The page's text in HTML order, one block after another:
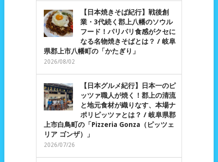
【日本焼きそば紀行】戦後創
業・3代続く郡上八幡のソウル
フード！パリパリ食感がクセに
なる名物焼きそばとは？ / 岐阜
県郡上市八幡町の「かたぎり」
2026/08/02
【日本グルメ紀行】日本一のピ
ッツァ職人が焼く！郡上の清流
と地元食材が織りなす、本場ナ
ポリピッツァとは？ / 岐阜県郡
上市白鳥町の「Pizzeria Gonza（ピッツェ
リア ゴンザ）」
2026/07/26